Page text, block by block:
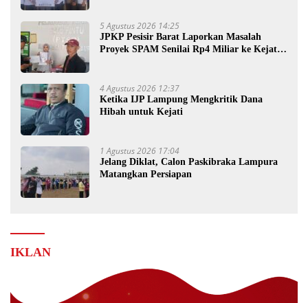
5 Agustus 2026 14:25
JPKP Pesisir Barat Laporkan Masalah
Proyek SPAM Senilai Rp4 Miliar ke Kejati
4 Agustus 2026 12:37
Ketika IJP Lampung Mengkritik Dana
Hibah untuk Kejati
1 Agustus 2026 17:04
Jelang Diklat, Calon Paskibraka Lampura
Matangkan Persiapan
IKLAN